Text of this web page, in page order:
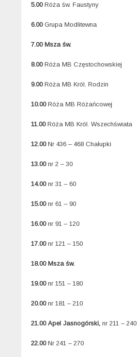
5.00 Róża św. Faustyny
6.00Grupa Modlitewna
7.00 Msza św.
8.00Róża MB Częstochowskiej
9.00Róża MB Król. Rodzin
10.00 Róża MB Różańcowej
11.00 Róża MB Król. Wszechświata
12.00 Nr 436 – 468 Chałupki
13.00 nr 2 – 30
14.00nr 31 – 60
15.00nr 61 – 90
16.00nr 91 – 120
17.00 nr 121 – 150
18.00 Msza św.
19.00nr 151 – 180
20.00nr 181 – 210
21.00 Apel Jasnogórski, nr 211 – 240
22.00Nr 241 – 270